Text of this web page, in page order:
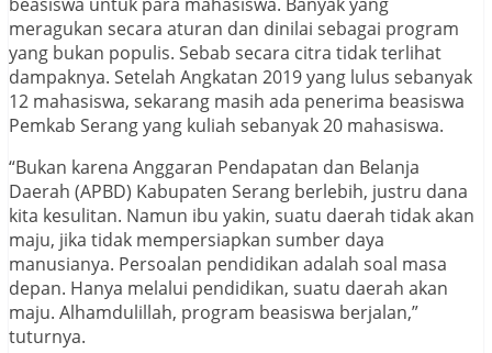
meragukan secara aturan dan dinilai sebagai program
yang bukan populis. Sebab secara citra tidak terlihat
dampaknya. Setelah Angkatan 2019 yang lulus sebanyak
12 mahasiswa, sekarang masih ada penerima beasiswa
Pemkab Serang yang kuliah sebanyak 20 mahasiswa.
“Bukan karena Anggaran Pendapatan dan Belanja
Daerah (APBD) Kabupaten Serang berlebih, justru dana
kita kesulitan. Namun ibu yakin, suatu daerah tidak akan
maju, jika tidak mempersiapkan sumber daya
manusianya. Persoalan pendidikan adalah soal masa
depan. Hanya melalui pendidikan, suatu daerah akan
maju. Alhamdulillah, program beasiswa berjalan,”
tuturnya.